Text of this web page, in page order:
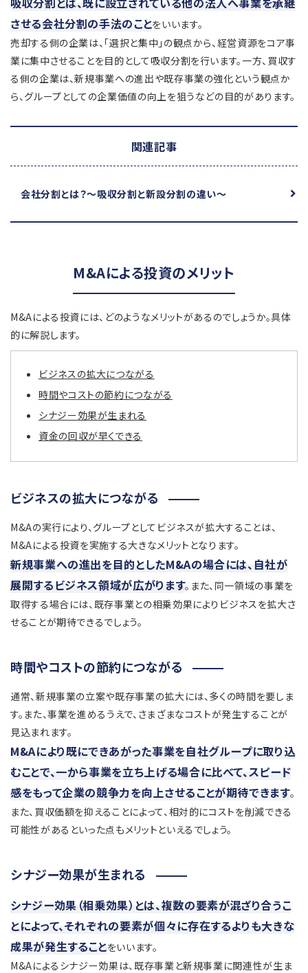
させる会社分割の手法のことをいいます。
売却する側の企業は、「選択と集中」の観点から、経営資源をコア事
業に集中させることを目的として吸収分割を行います。一方、買収す
る側の企業は、新規事業への進出や既存事業の強化という観点か
ら、グループとしての企業価値の向上を狙うなどの目的があります。
関連記事
会社分割とは？～吸収分割と新設分割の違い～
M&Aによる投資のメリット
M&Aによる投資には、どのようなメリットがあるのでしょうか。具体
的に解説します。
ビジネスの拡大につながる
時間やコストの節約につながる
シナジー効果が生まれる
資金の回収が早くできる
ビジネスの拡大につながる
M&Aの実行により、グループとしてビジネスが拡大することは、
M&Aによる投資を実施する大きなメリットとなります。
新規事業への進出を目的としたM&Aの場合には、自社が
展開するビジネス領域が広がります。また、同一領域の事業を
取得する場合には、既存事業との相乗効果によりビジネスを拡大さ
せることが期待できるでしょう。
時間やコストの節約につながる
通常、新規事業の立案や既存事業の拡大には、多くの時間を要しま
す。また、事業を進めるうえで、さまざまなコストが発生することが
見込まれます。
M&Aにより既にできあがった事業を自社グループに取り込
むことで、一から事業を立ち上げる場合に比べて、スピード
感をもって企業の競争力を向上させることが期待できます。
また、買収価額を抑えることによって、相対的にコストを削減できる
可能性があるといった点もメリットといえるでしょう。
シナジー効果が生まれる
シナジー効果（相乗効果）とは、複数の要素が混ざり合うこ
とによって、それぞれの要素が個々に存在するよりも大きな
成果が発生することをいいます。
M&Aによるシナジー効果は、既存事業と新規事業に関連性が生ま